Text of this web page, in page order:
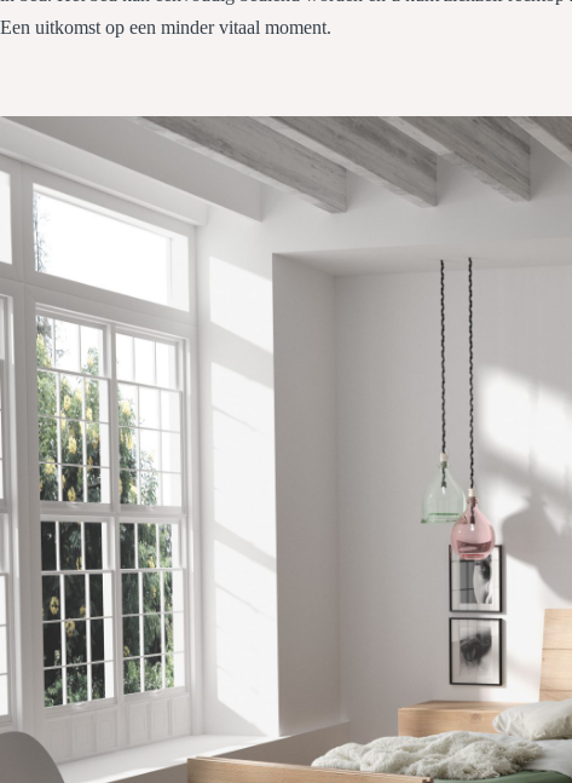
Een uitkomst op een minder vitaal moment.